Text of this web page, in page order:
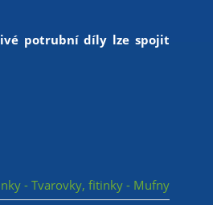
potrubní díly lze spojit
- Tvarovky, fitinky - Mufny